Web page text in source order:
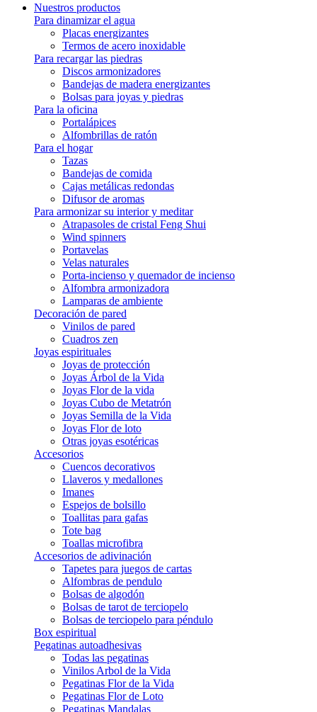
Nuestros productos
Para dinamizar el agua
Placas energizantes
Termos de acero inoxidable
Para recargar las piedras
Discos armonizadores
Bandejas de madera energizantes
Bolsas para joyas y piedras
Para la oficina
Portalápices
Alfombrillas de ratón
Para el hogar
Tazas
Bandejas de comida
Cajas metálicas redondas
Difusor de aromas
Para armonizar su interior y meditar
Atrapasoles de cristal Feng Shui
Wind spinners
Portavelas
Velas naturales
Porta-incienso y quemador de incienso
Alfombra armonizadora
Lamparas de ambiente
Decoración de pared
Vinilos de pared
Cuadros zen
Joyas espirituales
Joyas de protección
Joyas Árbol de la Vida
Joyas Flor de la vida
Joyas Cubo de Metatrón
Joyas Semilla de la Vida
Joyas Flor de loto
Otras joyas esotéricas
Accesorios
Cuencos decorativos
Llaveros y medallones
Imanes
Espejos de bolsillo
Toallitas para gafas
Tote bag
Toallas microfibra
Accesorios de adivinación
Tapetes para juegos de cartas
Alfombras de pendulo
Bolsas de algodón
Bolsas de tarot de terciopelo
Bolsas de terciopelo para péndulo
Box espiritual
Pegatinas autoadhesivas
Todas las pegatinas
Vinilos Arbol de la Vida
Pegatinas Flor de la Vida
Pegatinas Flor de Loto
Pegatinas Mandalas